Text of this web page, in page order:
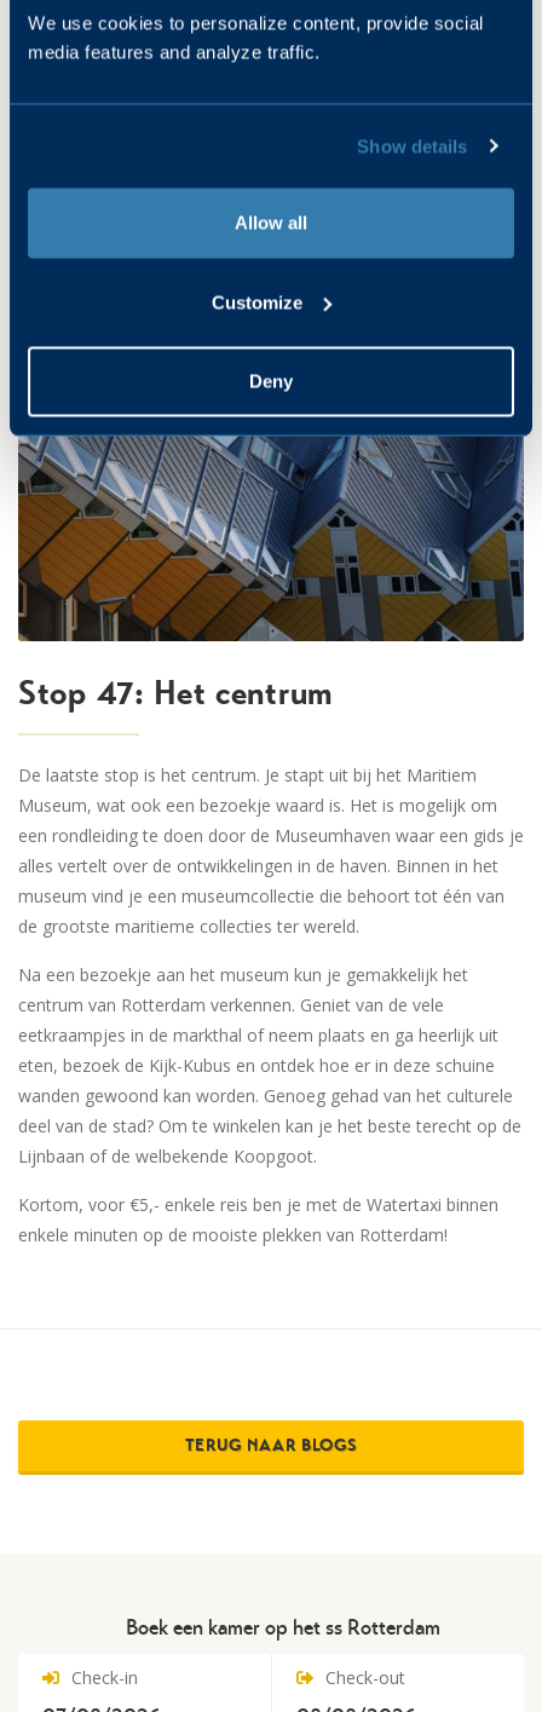
We use cookies to personalize content, provide social
media features and analyze traffic.
Show details
Allow all
Customize
Deny
Nederland, namelijk de Euromast. Binnen 30 seconde begeef je
je op een hoogte van 100 meter. Drink op deze hoogte een
Euroscoop die je in een glazen lift naar een hoogte van 185
meter brengt. Geniet van een panoramisch uitzicht op de
Stop 47: Het centrum
De laatste stop is het centrum. Je stapt uit bij het Maritiem
Museum, wat ook een bezoekje waard is. Het is mogelijk om
een rondleiding te doen door de Museumhaven waar een gids je
alles vertelt over de ontwikkelingen in de haven. Binnen in het
museum vind je een museumcollectie die behoort tot één van
de grootste maritieme collecties ter wereld.
Na een bezoekje aan het museum kun je gemakkelijk het
centrum van Rotterdam verkennen. Geniet van de vele
eetkraampjes in de markthal of neem plaats en ga heerlijk uit
eten, bezoek de Kijk-Kubus en ontdek hoe er in deze schuine
wanden gewoond kan worden. Genoeg gehad van het culturele
deel van de stad? Om te winkelen kan je het beste terecht op de
Lijnbaan of de welbekende Koopgoot.
Kortom, voor €5,- enkele reis ben je met de Watertaxi binnen
enkele minuten op de mooiste plekken van Rotterdam!
TERUG NAAR BLOGS
Boek een kamer op het ss Rotterdam
Check-in Check-out